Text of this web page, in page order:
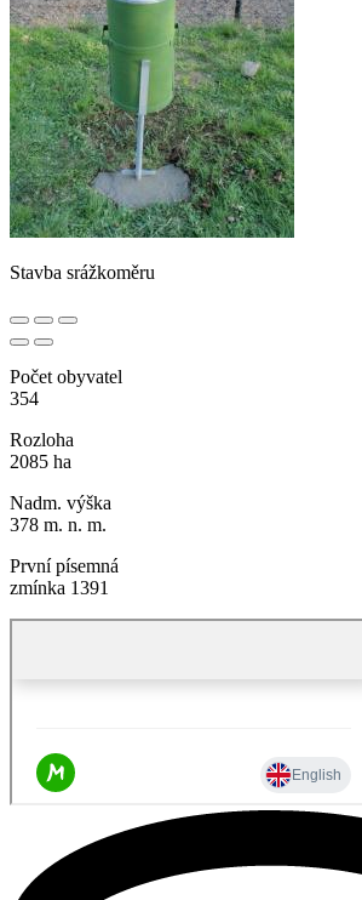
Stavba srážkoměru
Počet obyvatel
354
Rozloha
2085 ha
Nadm. výška
378 m. n. m.
První písemná
zmínka 1391